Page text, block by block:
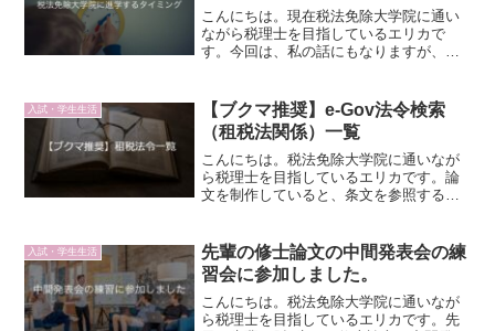
こんにちは。現在税法免除大学院に通い
ながら税理士を目指しているエリカで
す。今回は、私の話にもなりますが、税
けばいい見出しが答えですが、個人的に
は、進学するタイミングに正...
入試・学生生活
【ブクマ推奨】e-Gov法令検索
（租税法関係）一覧
こんにちは。税法免除大学院に通いなが
ら税理士を目指しているエリカです。論
文を制作していると、条文を参照するこ
ンターネットサービスはとても便利で
す。ということで、e-Go...
入試・学生生活
先輩の修士論文の中間発表会の練
習会に参加しました。
こんにちは。税法免除大学院に通いなが
ら税理士を目指しているエリカです。先